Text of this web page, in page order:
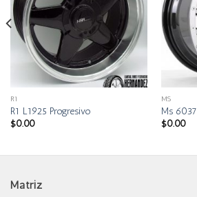
R1
R1 L1925 Progresivo
$0.00
MS
Ms 6037
$0.00
Matriz